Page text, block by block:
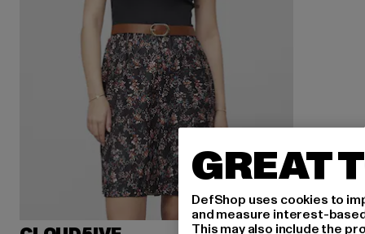
GREAT
DefShop uses cookies to
and measure interest-
This may also include the